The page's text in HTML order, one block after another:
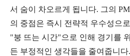
서 숨이 차오르게 됩니다. 그의
의 중점은 즉시 전략적 우수성으
"붕 뜨는 시간"으로 인해 경기를
든 부정적인 생각들을 줄여줍니다.